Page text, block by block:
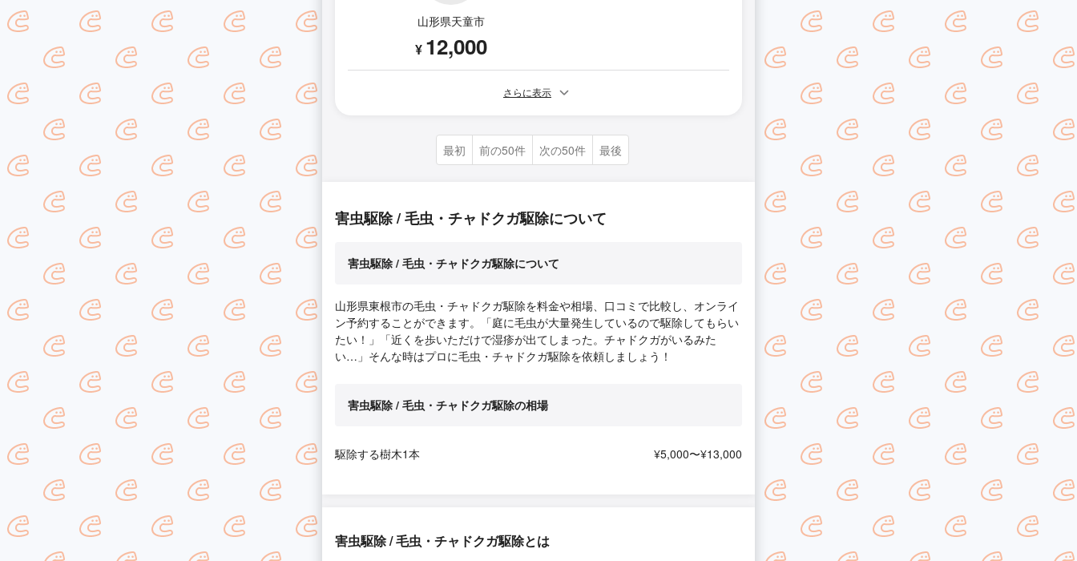
山形県天童市
¥ 12,000
さらに表示
最初 前の50件 次の50件 最後
害虫駆除 / 毛虫・チャドクガ駆除について
害虫駆除 / 毛虫・チャドクガ駆除について
山形県東根市の毛虫・チャドクガ駆除を料金や相場、口コミで比較し、オンライ
ン予約することができます。「庭に毛虫が大量発生しているので駆除してもらい
たい！」「近くを歩いただけで湿疹が出てしまった。チャドクガがいるみた
い…」そんな時はプロに毛虫・チャドクガ駆除を依頼しましょう！
害虫駆除 / 毛虫・チャドクガ駆除の相場
駆除する樹木1本 ¥5,000〜¥13,000
害虫駆除 / 毛虫・チャドクガ駆除とは